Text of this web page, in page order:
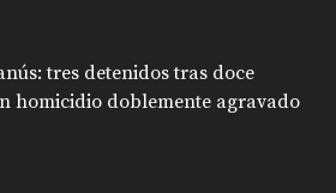
tres detenidos tras doce
homicidio doblemente agravado